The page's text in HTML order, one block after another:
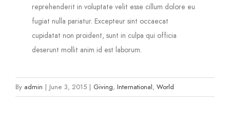
reprehenderit in voluptate velit esse cillum dolore eu
fugiat nulla pariatur. Excepteur sint occaecat
cupidatat non proident, sunt in culpa qui officia
deserunt mollit anim id est laborum.
By admin | June 3, 2015 | Giving, International, World